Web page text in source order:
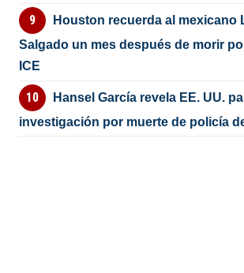
Houston recuerda al mexicano
Salgado un mes después de morir
ICE
Hansel García revela EE. UU.
investigación por muerte de policía